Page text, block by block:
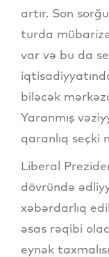
artır. Son
turda
var və bu da
biləcək
Yaranmış
qaranlıq seçki
Liberal
dövründə
xəbərdarlıq
əsas rəqibi
eynək